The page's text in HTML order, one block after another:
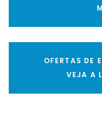
OFERTAS DE
VEJA A